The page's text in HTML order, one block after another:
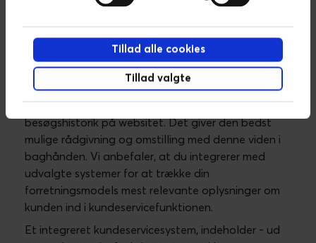
Tillad alle cookies
Tillad valgte
viderestilles, følges op eller afsluttes. Desuden kan
kunden hjælpes til at løse problemet selv i mange
tilfælde og dermed afværge en tidskrævende
kundeservicesag. En undersøgelse fra Forrester
viser, at kundeservicesoftwaren Zendesk forkortede
den gennemsnitlige behandlingstid per
sagerne over på selvbetjeningsfunktioner . Det
betyder mindre pres på medarbejderne og kort
ventetid for kunderne.